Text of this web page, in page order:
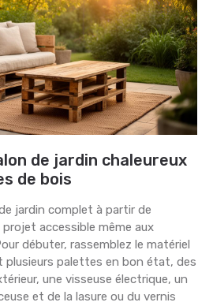
de jardin chaleureux
de bois
jardin complet à partir de
accessible même aux
débuter, rassemblez le matériel
plusieurs palettes en bon état, des
une visseuse électrique, un
et de la lasure ou du vernis